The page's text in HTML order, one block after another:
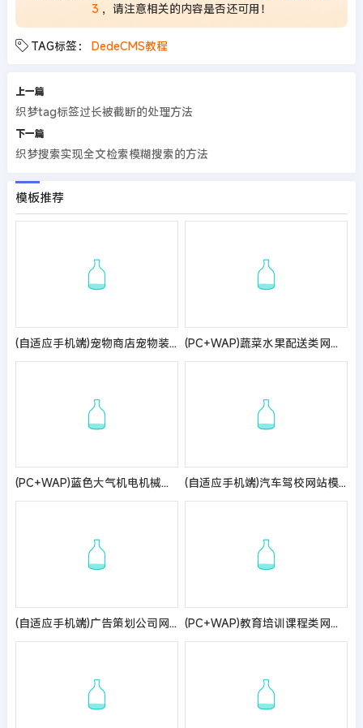
3 ，请注意相关的内容是否还可用！
TAG标签： DedeCMS教程
上一篇
织梦tag标签过长被截断的处理方法
下一篇
织梦搜索实现全文检索模糊搜索的方法
模板推荐
(自适应手机端)宠物商店宠物装备类网站pbootcms模板 宠物网站源码 (PC+WAP)蔬菜水果配送类网站pbootcms模板 蔬菜水果基地网站源码
(PC+WAP)蓝色大气机电机械设备制造类企业网站pbootcms模板 机械设备网站源码 (自适应手机端)汽车驾校网站模板 驾照培训网站源码
(自适应手机端)广告策划公司网站模板 品牌设计网站源码 (PC+WAP)教育培训课程类网站pbootcms模板 绿色教育培训机构网站源码